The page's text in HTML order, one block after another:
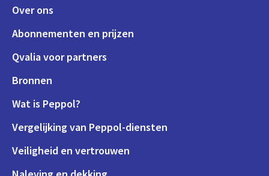
Over ons
Abonnementen en prijzen
Qvalia voor partners
Bronnen
Wat is Peppol?
Vergelijking van Peppol-diensten
Veiligheid en vertrouwen